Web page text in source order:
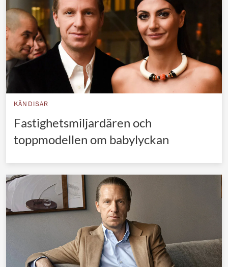
Belgiska kungahuset
Jordanska kungahuset
Luxemburgska storhertighuset
Japanska kejsarhuset
Thailändska kungahuset
Marockanska kungahuset
KÄNDISAR
Fastighetsmiljardären och
toppmodellen om babylyckan